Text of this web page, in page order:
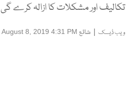
تکالیف اور مشکلات کا ازالہ کرے گی
ویب ڈیسک | شائع August 8, 2019 4:31 PM